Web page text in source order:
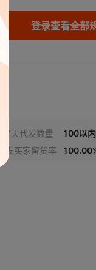
登录查看全部
7天代发数量 100以内
发买家留货率